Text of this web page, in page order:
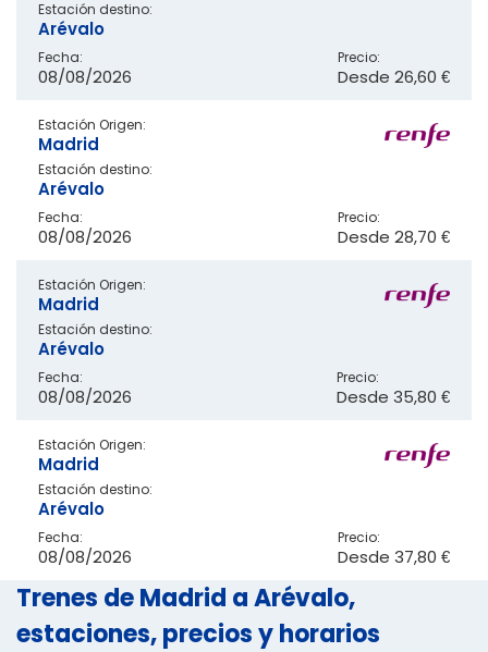
Estación destino:
Arévalo
Fecha:
08/08/2026
Precio:
Desde 26,60 €
Estación Origen:
Madrid
Estación destino:
Arévalo
Fecha:
08/08/2026
Precio:
Desde 28,70 €
Estación Origen:
Madrid
Estación destino:
Arévalo
Fecha:
08/08/2026
Precio:
Desde 35,80 €
Estación Origen:
Madrid
Estación destino:
Arévalo
Fecha:
08/08/2026
Precio:
Desde 37,80 €
Trenes de Madrid a Arévalo,
estaciones, precios y horarios